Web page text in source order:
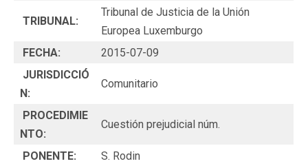
TRIBUNAL:
Tribunal de Justicia de la Unión
Europea Luxemburgo
FECHA:
2015-07-09
JURISDICCIÓ
N:
Comunitario
PROCEDIMIE
NTO:
Cuestión prejudicial núm.
PONENTE: S. Rodin